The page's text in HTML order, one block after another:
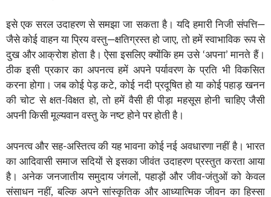
इसे एक सरल उदाहरण से समझा जा सकता है। यदि हमारी निजी संपत्ति—
जैसे कोई वाहन या प्रिय वस्तु—क्षतिग्रस्त हो जाए, तो हमें स्वाभाविक रूप से
दुख और आक्रोश होता है। ऐसा इसलिए क्योंकि हम उसे ‘अपना’ मानते हैं।
ठीक इसी प्रकार का अपनत्व हमें अपने पर्यावरण के प्रति भी विकसित
करना होगा। जब कोई पेड़ कटे, कोई नदी प्रदूषित हो या कोई पहाड़ खनन
की चोट से क्षत-विक्षत हो, तो हमें वैसी ही पीड़ा महसूस होनी चाहिए जैसी
अपनी किसी मूल्यवान वस्तु के नष्ट होने पर होती है।
अपनत्व और सह-अस्तित्व की यह भावना कोई नई अवधारणा नहीं है। भारत
का आदिवासी समाज सदियों से इसका जीवंत उदाहरण प्रस्तुत करता आया
है। अनेक जनजातीय समुदाय जंगलों, पहाड़ों और जीव-जंतुओं को केवल
संसाधन नहीं, बल्कि अपने सांस्कृतिक और आध्यात्मिक जीवन का हिस्सा